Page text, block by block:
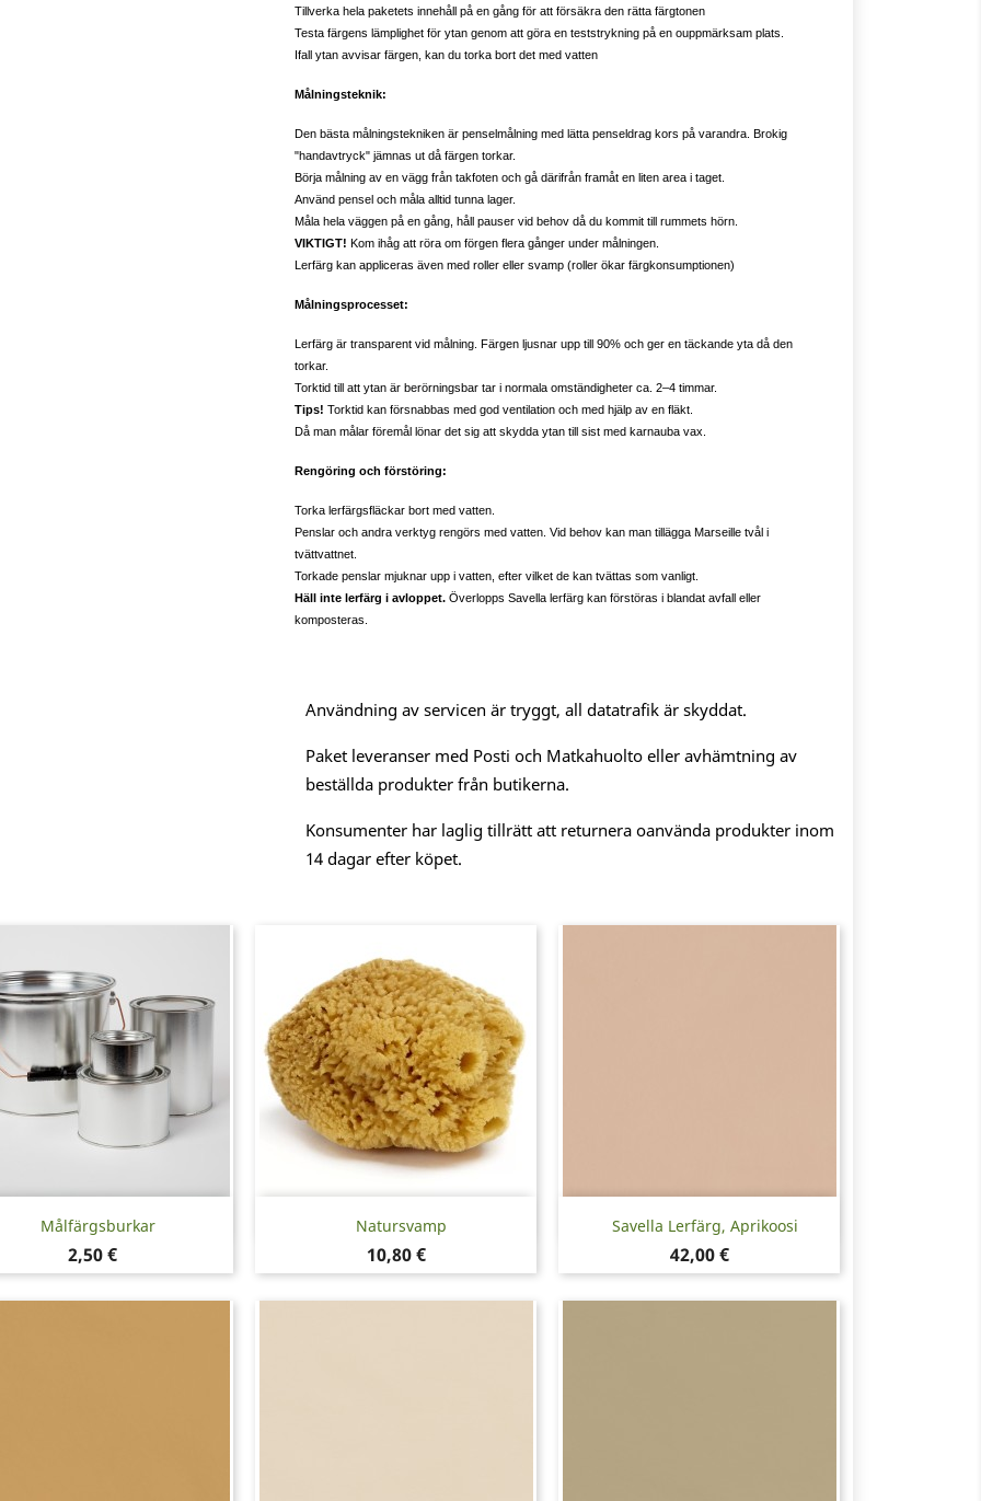
Tillverka hela paketets innehåll på en gång för att försäkra den rätta färgtonen
Testa färgens lämplighet för ytan genom att göra en teststrykning på en ouppmärksam plats.
Ifall ytan avvisar färgen, kan du torka bort det med vatten
Målningsteknik:
Den bästa målningstekniken är penselmålning med lätta penseldrag kors på varandra.
Brokig
"handavtryck" jämnas ut då färgen torkar.
Börja målning av en vägg från takfoten och gå därifrån framåt en liten area i taget.
Använd pensel och måla alltid tunna lager.
Måla hela väggen på en gång, håll pauser vid behov då du kommit till rummets hörn.
VIKTIGT! Kom ihåg att röra om förgen flera gånger under målningen.
Lerfärg kan appliceras även med roller eller svamp (roller ökar färgkonsumptionen)
Målningsprocesset:
Lerfärg är transparent vid målning. Färgen ljusnar upp till 90% och ger en täckande yta då den
torkar.
Torktid till att ytan är berörningsbar tar i normala omständigheter ca. 2–4 timmar.
Tips! Torktid kan försnabbas med god ventilation och med hjälp av en fläkt.
Då man målar föremål lönar det sig att skydda ytan till sist med karnauba vax.
Rengöring och förstöring:
Torka lerfärgsfläckar bort med vatten.
Penslar och andra verktyg rengörs med vatten. Vid behov kan man tillägga Marseille tvål i
tvättvattnet.
Torkade penslar mjuknar upp i vatten, efter vilket de kan tvättas som vanligt.
Häll inte lerfärg i avloppet. Överlopps Savella lerfärg kan förstöras i blandat avfall eller
komposteras.
Användning av servicen är tryggt, all datatrafik är skyddat.
Paket leveranser med Posti och Matkahuolto eller avhämtning av
beställda produkter från butikerna.
Konsumenter har laglig tillrätt att returnera oanvända produkter inom
14 dagar efter köpet.
Målfärgsburkar
Pris
2,50 €
Snabbvy Natursvamp
Pris
10,80 €
Snabbvy Savella Lerfärg, Aprikoosi
Pris
42,00 €
 Snabbvy